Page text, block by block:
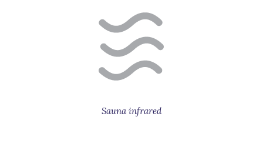
Sauna infrared